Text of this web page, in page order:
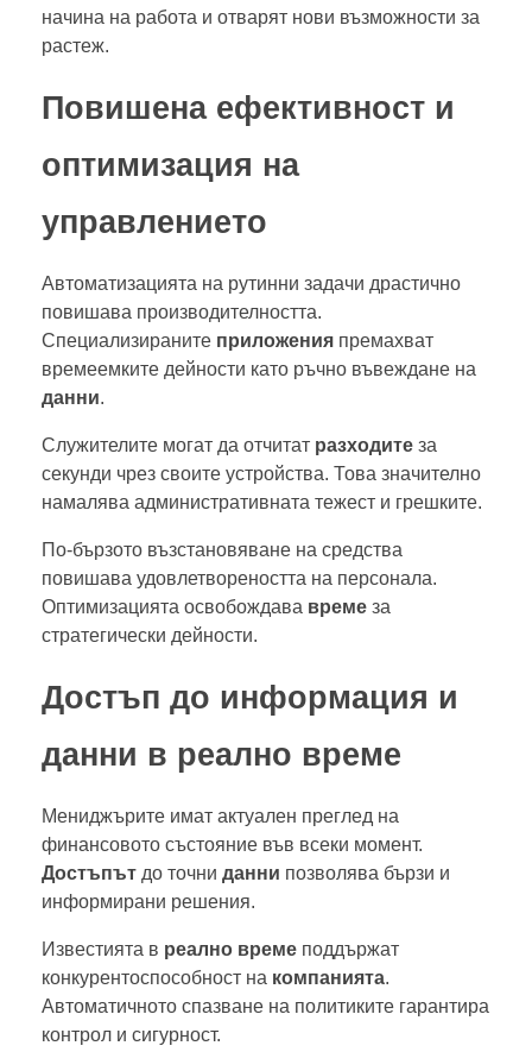
начина на работа и отварят нови възможности за
растеж.
Повишена ефективност и
оптимизация на
управлението
Автоматизацията на рутинни задачи драстично
повишава производителността.
Специализираните приложения премахват
времеемките дейности като ръчно въвеждане на
данни.
Служителите могат да отчитат разходите за
секунди чрез своите устройства. Това значително
намалява административната тежест и грешките.
По-бързото възстановяване на средства
повишава удовлетвореността на персонала.
Оптимизацията освобождава време за
стратегически дейности.
Достъп до информация и
данни в реално време
Мениджърите имат актуален преглед на
финансовото състояние във всеки момент.
Достъпът до точни данни позволява бързи и
информирани решения.
Известията в реално време поддържат
конкурентоспособност на компанията.
Автоматичното спазване на политиките гарантира
контрол и сигурност.